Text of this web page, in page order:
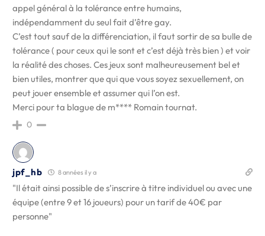
appel général à la tolérance entre humains,
indépendamment du seul fait d’être gay.
C’est tout sauf de la différenciation, il faut sortir de sa bulle de
tolérance ( pour ceux qui le sont et c’est déjà très bien ) et voir
la réalité des choses. Ces jeux sont malheureusement bel et
bien utiles, montrer que qui que vous soyez sexuellement, on
peut jouer ensemble et assumer qui l’on est.
Merci pour ta blague de m**** Romain tournat.
0
jpf_hb 8 années il y a
"Il était ainsi possible de s’inscrire à titre individuel ou avec une
équipe (entre 9 et 16 joueurs) pour un tarif de 40€ par
personne"